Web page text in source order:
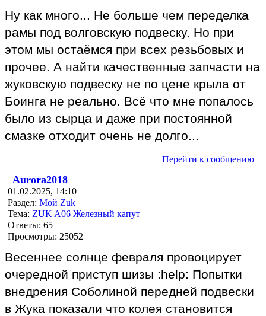
Ну как много... Не больше чем переделка
рамы под волговскую подвеску. Но при
этом мы остаёмся при всех резьбовых и
прочее. А найти качественные запчасти на
жуковскую подвеску не по цене крыла от
Боинга не реально. Всё что мне попалось
было из сырца и даже при постоянной
смазке отходит очень не долго...
Перейти к сообщению
Aurora2018
01.02.2025, 14:10
Раздел: Мой Zuk
Тема: ZUK A06 Железный капут
Ответы: 65
Просмотры: 25052
Весеннее солнце февраля провоцирует
очередной приступ шизы :help: Попытки
внедрения Соболиной передней подвески
в Жука показали что колея становится